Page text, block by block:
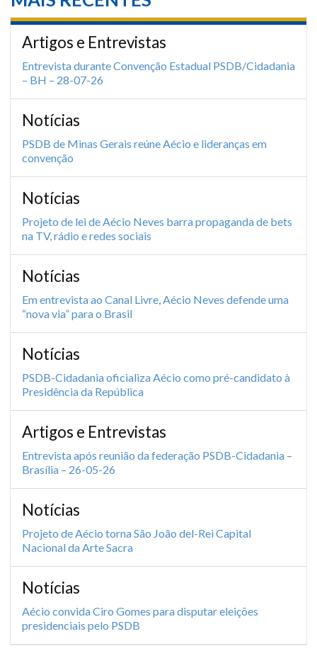
Artigos e Entrevistas
Entrevista durante Convenção Estadual PSDB/Cidadania
– BH – 28-07-26
Notícias
PSDB de Minas Gerais reúne Aécio e lideranças em
convenção
Notícias
Projeto de lei de Aécio Neves barra propaganda de bets
na TV, rádio e redes sociais
Notícias
Em entrevista ao Canal Livre, Aécio Neves defende uma
“nova via” para o Brasil
Notícias
PSDB-Cidadania oficializa Aécio como pré-candidato à
Presidência da República
Artigos e Entrevistas
Entrevista após reunião da federação PSDB-Cidadania –
Brasília – 26-05-26
Notícias
Projeto de Aécio torna São João del-Rei Capital
Nacional da Arte Sacra
Notícias
Aécio convida Ciro Gomes para disputar eleições
presidenciais pelo PSDB